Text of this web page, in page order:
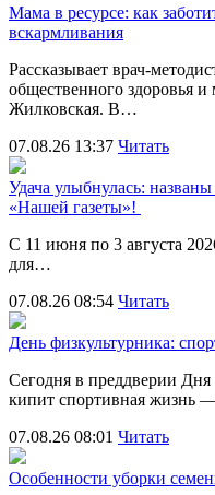
Мама в ресурсе: как
вскармливания
Рассказывает врач-
общественного здоровья
Жилковская. В…
07.08.26 13:37 Читать
Удача улыбнулась:
«Нашей газеты»!
С 11 июня по 3 августа
для…
07.08.26 08:54 Читать
День физкультурника:
Сегодня в преддверии
кипит спортивная жизнь
07.08.26 08:01 Читать
Особенности уборки